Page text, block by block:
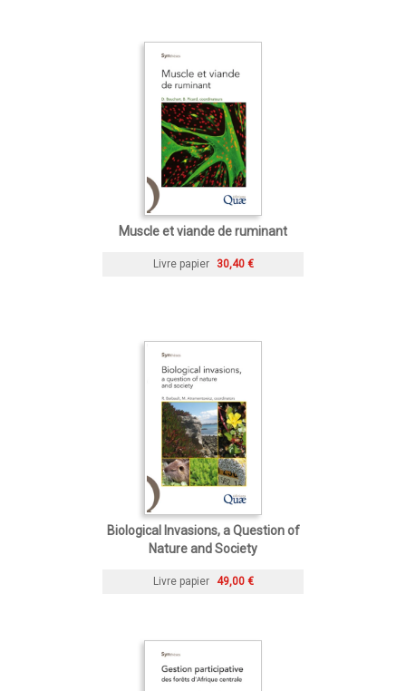
Muscle et viande de ruminant
Livre papier 30,40 €
Biological Invasions, a Question of
Nature and Society
Livre papier 49,00 €